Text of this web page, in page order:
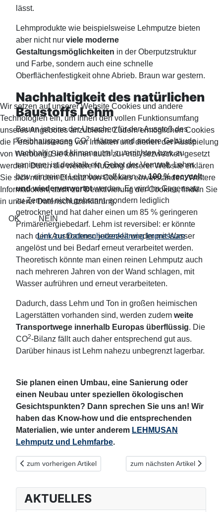
lässt.
Lehmprodukte wie beispielsweise Lehmputze bieten
aber nicht nur viele moderne
Gestaltungsmöglichkeiten in der Oberputzstruktur
und Farbe, sondern auch eine schnelle
Oberflächenfestigkeit ohne Abrieb. Braun war gestern.
Nachhaltigkeit des natürlichen
Baustoffs Lehm
Bauen ist eine der Ursachen für den Ausstoß des
Treibhausgases CO2. Häuser und andere Gebäude
nachhaltig und klimaneutral zu errichten bzw. zu
sanieren, ist deshalb ein Gebot der Vernunft. Lehm
bzw. ein reiner Lehmbaustoff kann zu100 % recycelt
und wiederverwertetwerden. Er wird im Gegensatz
zu Zement nicht gebrannt, sondern lediglich
getrocknet und hat daher einen um 85 % geringeren
Primärenergiebedarf. Lehm ist reversibel: er könnte
nach dem Austrocknen jederzeit wieder mit Wasser
angelöst und bei Bedarf erneut verarbeitet werden.
Theoretisch könnte man einen reinen Lehmputz auch
nach mehreren Jahren von der Wand schlagen, mit
Wasser aufrühren und erneut verarbeiteten.
Dadurch, dass Lehm und Ton in großen heimischen
Lagerstätten vorhanden sind, werden zudem weite
Transportwege innerhalb Europas überflüssig. Die
CO2-Bilanz fällt auch daher entsprechend gut aus.
Darüber hinaus ist Lehm nahezu unbegrenzt lagerbar.
Sie planen einen Umbau, eine Sanierung oder
einen Neubau unter speziellen ökologischen
Gesichtspunkten? Dann sprechen Sie uns an! Wir
haben das Know-how und die entsprechenden
Materialien, wie unter anderem LEHMUSAN
Lehmputz und Lehmfarbe.
Vorheriger Beitrag: Lehmputz im Bad? Unbedingt
zum vorherigen Artikel Nächster Beitrag:
zum nächsten Artikel
AKTUELLES
Wir setzen auf unserer Website Cookies und andere
Technologien ein, um Ihnen den vollen Funktionsumfang
unseres Angebotes anzubieten. Zudem ermöglichen Cookies
die Personalisierung von Inhalten und dienen der Ausspielung
von Werbung. Sie können auch zu Analysezwecken gesetzt
werden. Durch die weitere Nutzung unserer Website erklären
Sie sich mit dem Einsatz von Cookies einverstanden. Weitere
Informationen, auch zur Deaktivierung der Cookies, finden Sie
in unserer Datenschutzerklärung.
OK NEIN
Link zur Datenschutzerklärung Impressum